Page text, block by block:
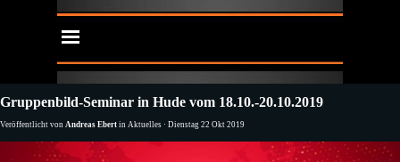
Menü überspringen
Gruppenbild-Seminar in Hude vom 18.10.-20.10.2019
Veröffentlicht von Andreas Ebert in Aktuelles · Dienstag 22 Okt 2019